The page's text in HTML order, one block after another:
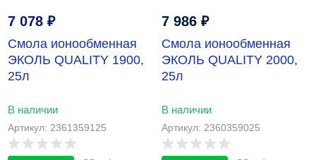
7 078 ₽
Смола ионообменная
ЭКОЛЬ QUALITY 1900,
25л
В наличии
Артикул: 2361359125
7 986 ₽
Смола ионообменная
ЭКОЛЬ QUALITY 2000,
25л
В наличии
Артикул: 2360359025